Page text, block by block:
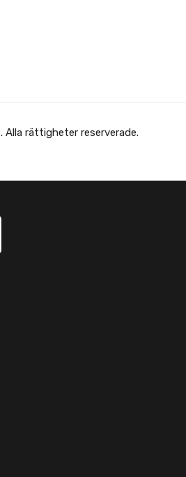
Copyright © Afghanska Föreningen - انجمن افغانها در سویدن. Alla rättigheter reserverade.